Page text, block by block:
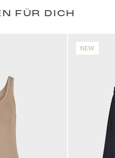
FÜR DICH
NEW